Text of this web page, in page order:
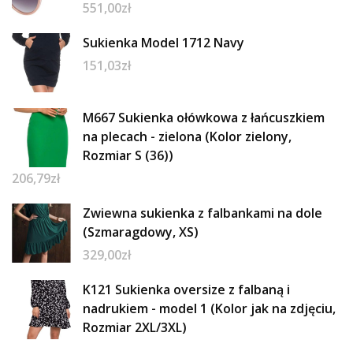
551,00zł
Sukienka Model 1712 Navy
151,03zł
M667 Sukienka ołówkowa z łańcuszkiem
na plecach - zielona (Kolor zielony,
Rozmiar S (36))
206,79zł
Zwiewna sukienka z falbankami na dole
(Szmaragdowy, XS)
329,00zł
K121 Sukienka oversize z falbaną i
nadrukiem - model 1 (Kolor jak na zdjęciu,
Rozmiar 2XL/3XL)